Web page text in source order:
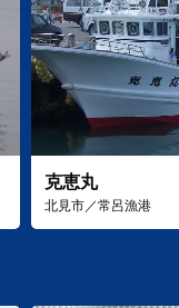
克恵丸
北見市／常呂漁港